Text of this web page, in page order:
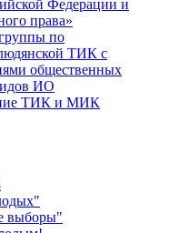
Федерации и
права»
по
ТИК с
общественных
ИО
ТИК и МИК
выборы"